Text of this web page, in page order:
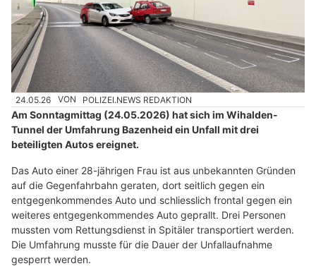
24.05.26 VON POLIZEI.NEWS REDAKTION
Am Sonntagmittag (24.05.2026) hat sich im Wihalden-
Tunnel der Umfahrung Bazenheid ein Unfall mit drei
beteiligten Autos ereignet.
Das Auto einer 28-jährigen Frau ist aus unbekannten Gründen
auf die Gegenfahrbahn geraten, dort seitlich gegen ein
entgegenkommendes Auto und schliesslich frontal gegen ein
weiteres entgegenkommendes Auto geprallt. Drei Personen
mussten vom Rettungsdienst in Spitäler transportiert werden.
Die Umfahrung musste für die Dauer der Unfallaufnahme
gesperrt werden.